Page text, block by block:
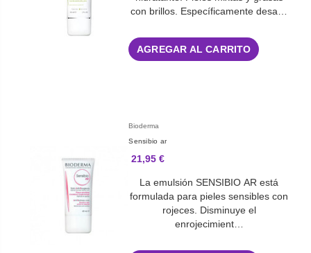
con brillos. Específicamente desa…
AGREGAR AL CARRITO
Bioderma
Sensibio ar
21,95 €
La emulsión SENSIBIO AR está
formulada para pieles sensibles con
rojeces. Disminuye el
enrojecimient…